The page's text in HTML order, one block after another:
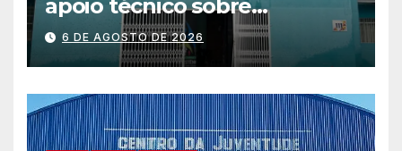
apoio técnico sobre
preparação e resposta a
situações de emergência e
calamidade pública
6 DE AGOSTO DE 2026